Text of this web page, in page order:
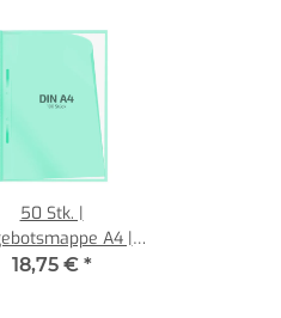
50 Stk. |
A4 |
PE glatt 0,160 mm
18,75 € *